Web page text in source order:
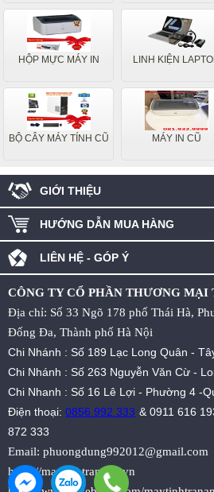
HỘP MỰC MÁY IN LINH KIỆN
BỘ CÂY MÁY TÍNH CŨ MÁY IN CŨ
GIỚI THIỆU
HƯỚNG DẪN MUA HÀNG
LIÊN HỆ - GÓP Ý
CÔNG TY CỔ PHẦN THƯƠNG MẠI
Địa chỉ: Số 33 Ngõ 178 phố Thái Hà,
Đống Đa, Thành phố Hà Nội
Chi Nhánh : Số 189 Lạc Long Quân -
Chi Nhánh : Số 263 Nguyễn Văn Cừ -
Chi Nhanh : Số 16 Lê Lợi - Phường 4 -
Điện thoại:0856.992.333 & 0911 616
872 333
Email: phuongdung992012@gmail.com
https://maytinhtrananh.vn